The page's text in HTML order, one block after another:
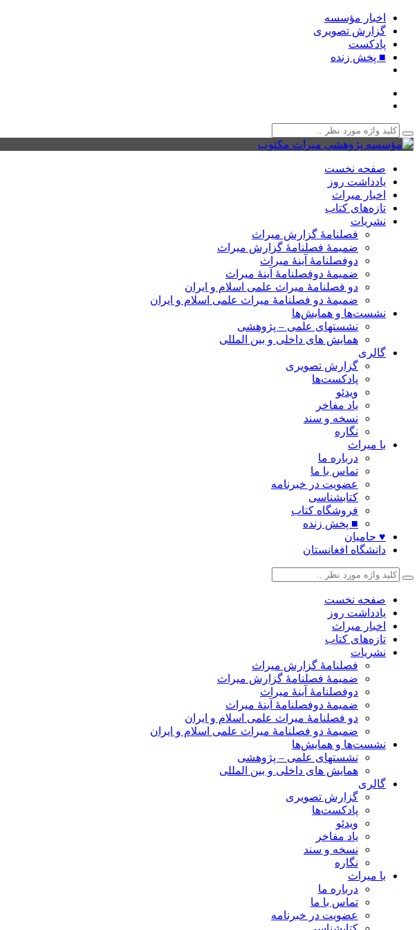
اخبار مؤسسه
گزارش تصویری
پادکست‌
■ پخش زنده
صفحه نخست
یادداشت روز
اخبار میراث
تازه‌های کتاب
نشریات
فصلنامۀ گزارش میراث
ضمیمۀ فصلنامۀ گزارش میراث
دوفصلنامۀ آینۀ میراث
ضمیمۀ دوفصلنامۀ آینۀ میراث
دو فصلنامۀ میراث علمی اسلام و ایران
ضمیمۀ دو فصلنامۀ میراث علمی اسلام و ایران
نشست‌ها و همایش‌ها
نشستهای علمی – پژوهشی
همایش های داخلی و بین المللی
گالری
گزارش تصویری
پادکست‌ها
ویدئو
یاد مفاخر
نسخه و سند
نگاره
با میراث
درباره ما
تماس با ما
عضویت در خبرنامه
کتابشناسی
فروشگاه کتاب
■ پخش زنده
♥ حامیان
دانشگاه افغانستان
صفحه نخست
یادداشت روز
اخبار میراث
تازه‌های کتاب
نشریات
فصلنامۀ گزارش میراث
ضمیمۀ فصلنامۀ گزارش میراث
دوفصلنامۀ آینۀ میراث
ضمیمۀ دوفصلنامۀ آینۀ میراث
دو فصلنامۀ میراث علمی اسلام و ایران
ضمیمۀ دو فصلنامۀ میراث علمی اسلام و ایران
نشست‌ها و همایش‌ها
نشستهای علمی – پژوهشی
همایش های داخلی و بین المللی
گالری
گزارش تصویری
پادکست‌ها
ویدئو
یاد مفاخر
نسخه و سند
نگاره
با میراث
درباره ما
تماس با ما
عضویت در خبرنامه